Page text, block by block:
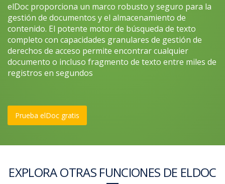
elDoc proporciona un marco robusto y seguro para la
gestión de documentos y el almacenamiento de
contenido. El potente motor de búsqueda de texto
completo con capacidades granulares de gestión de
derechos de acceso permite encontrar cualquier
documento o incluso fragmento de texto entre miles de
registros en segundos
Prueba elDoc gratis
EXPLORA OTRAS FUNCIONES DE ELDOC